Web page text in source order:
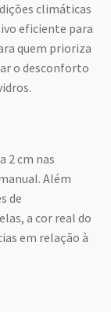
climáticas
eficiente para
quem prioriza
o desconforto
2 cm nas
Além
de
a cor real do
em relação à